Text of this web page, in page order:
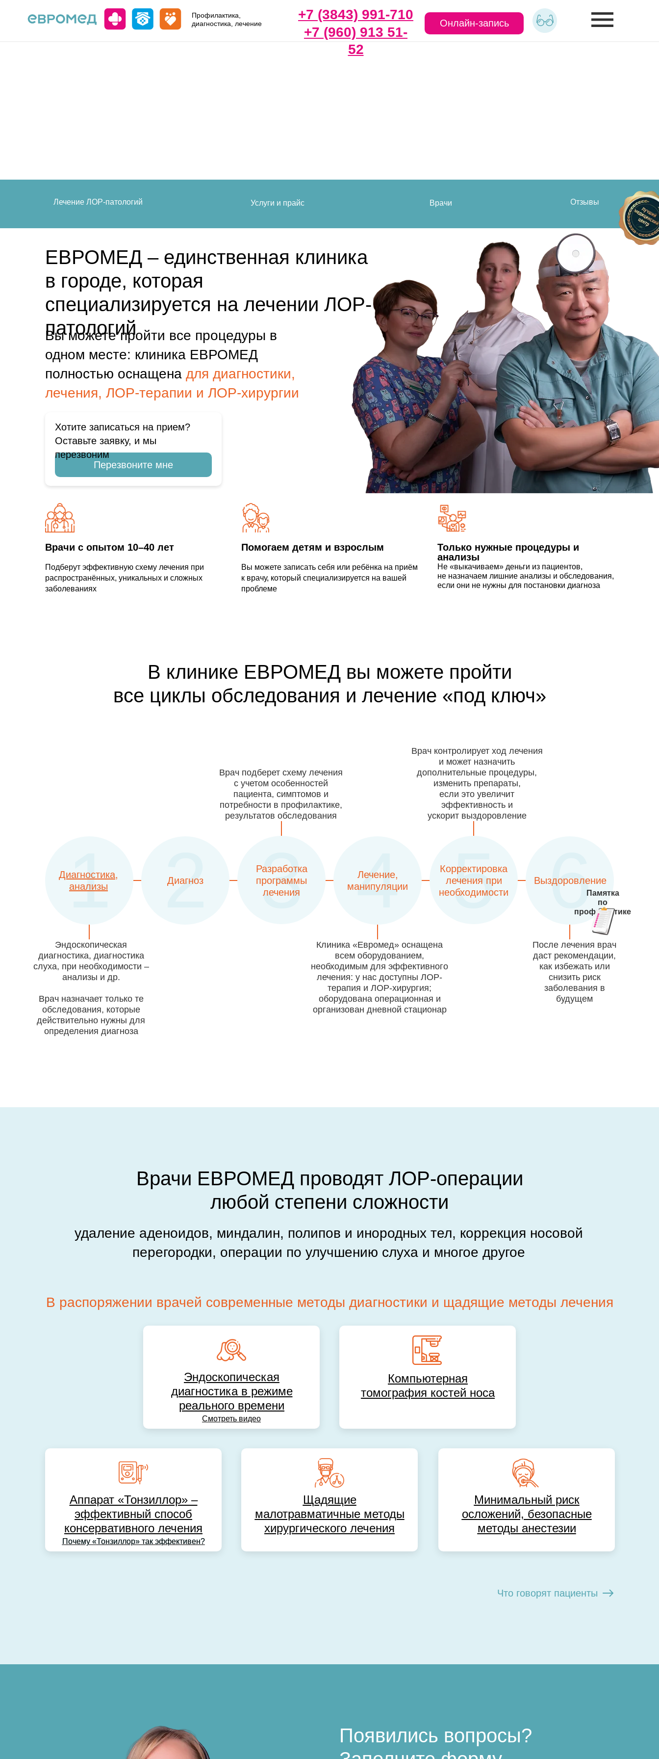
Профилактика,
диагностика, лечение
+7 (3843) 991-710
Онлайн-запись
+7 (960) 913 51-
52
ЕВРОМЕД – единственная клиника
в городе, которая
специализируется на лечении ЛОР-
патологий
Перезвоните мне
Хотите записаться на прием?
Оставьте заявку, и мы
перезвоним
Лечение ЛОР-патологий Услуги и прайс Врачи Отзывы
Вы можете пройти все процедуры в
одном месте: клиника ЕВРОМЕД
полностью оснащена для диагностики,
лечения, ЛОР-терапии и ЛОР-хирургии
Врачи с опытом 10–40 лет Помогаем детям и взрослым
Подберут эффективную схему лечения при
распространённых, уникальных и сложных
заболеваниях
Вы можете записать себя или ребёнка на приём
к врачу, который специализируется на вашей
проблеме
Только нужные процедуры и
анализы
Не «выкачиваем» деньги из пациентов,
не назначаем лишние анализы и обследования,
если они не нужны для постановки диагноза
В клинике ЕВРОМЕД вы можете пройти
все циклы обследования и лечение «под ключ»
1 2 3 4 5
Разработка
программы
лечения
Корректировка
лечения при
необходимости
6
Выздоровление
Диагноз
Врач подберет схему лечения
с учетом особенностей
пациента, симптомов и
потребности в профилактике,
результатов обследования
Врач контролирует ход лечения
и может назначить
дополнительные процедуры,
изменить препараты,
если это увеличит
эффективность и
ускорит выздоровление
Эндоскопическая
диагностика, диагностика
слуха, при необходимости –
анализы и др.
Врач назначает только те
обследования, которые
действительно нужны для
определения диагноза
Клиника «Евромед» оснащена
всем оборудованием,
необходимым для эффективного
лечения: у нас доступны ЛОР-
терапия и ЛОР-хирургия;
оборудована операционная и
организован дневной стационар
Лечение,
манипуляции
Диагностика,
анализы
После лечения врач
даст рекомендации,
как избежать или
снизить риск
заболевания в
будущем
Памятка
по
профилактике
Врачи ЕВРОМЕД проводят ЛОР-операции
любой степени сложности
удаление аденоидов, миндалин, полипов и инородных тел, коррекция носовой
перегородки, операции по улучшению слуха и многое другое
В распоряжении врачей современные методы диагностики и щадящие методы лечения
Эндоскопическая
диагностика в режиме
реального времени
Щадящие
малотравматичные методы
хирургического лечения
Компьютерная
томография костей носа
Минимальный риск
осложений, безопасные
методы анестезии
Аппарат «Тонзиллор» –
эффективный способ
консервативного лечения
Смотреть видео
Почему «Тонзиллор» так эффективен?
Почему «Тонзиллор» так эффективен?
Что говорят пациенты
Появились вопросы?